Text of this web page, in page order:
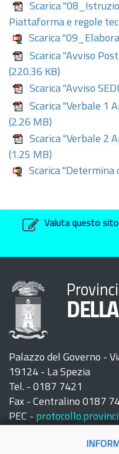
Scarica
Piattaforma e regole
Scarica
Scarica "Avviso
(220.36 KB)
Scarica "Avviso
Scarica "Verbale 1
(2.26 MB)
Scarica "Verbale 2
(1.25 MB)
Scarica "Determina
Valuta questo
Palazzo del Governo -
19124 - La Spezia
Tel. - 0187 7421
Fax - Centralino 0187
PEC -